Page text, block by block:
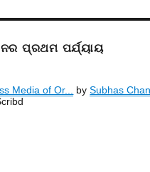
ପ୍ରଥମ ପର୍ଯ୍ୟାୟ
Media of Or... bySubhas